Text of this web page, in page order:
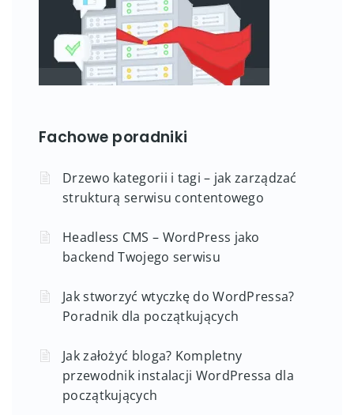
Fachowe poradniki
Drzewo kategorii i tagi – jak zarządzać
strukturą serwisu contentowego
Headless CMS – WordPress jako
backend Twojego serwisu
Jak stworzyć wtyczkę do WordPressa?
Poradnik dla początkujących
Jak założyć bloga? Kompletny
przewodnik instalacji WordPressa dla
początkujących